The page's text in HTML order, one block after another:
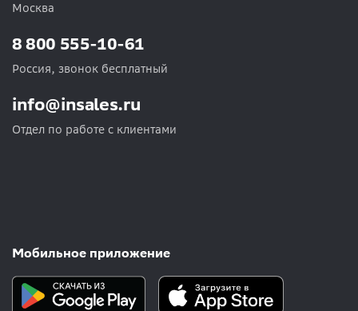
Москва
info@insales.ru
Отдел по работе с клиентами
8 800 555-10-61
Россия, звонок бесплатный
Мобильное приложение